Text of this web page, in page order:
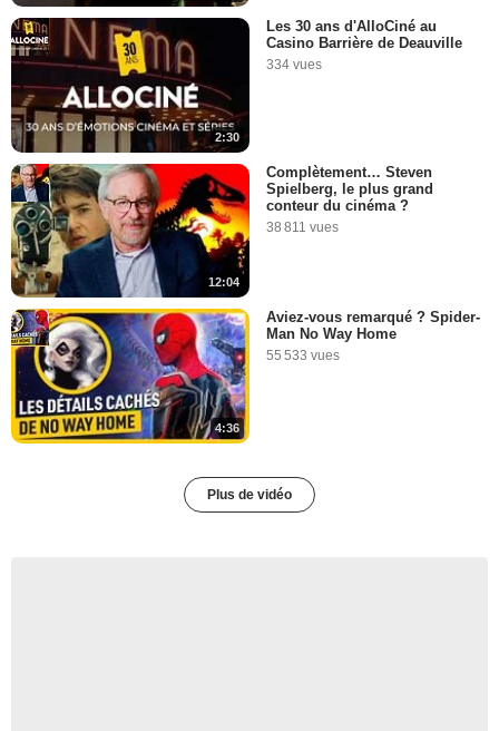
2:30
Les 30 ans d'AlloCiné au
Casino Barrière de Deauville
334 vues
12:04
Complètement… Steven
Spielberg, le plus grand
conteur du cinéma ?
38 811 vues
4:36
Aviez-vous remarqué ? Spider-
Man No Way Home
55 533 vues
Plus de vidéo